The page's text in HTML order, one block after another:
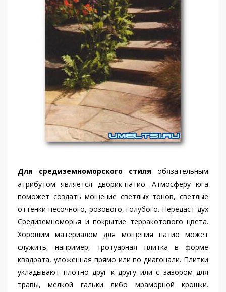
Для средиземноморского стиля обязательным
атрибутом является дворик-патио. Атмосферу юга
поможет создать мощение светлых тонов, светлые
оттенки песочного, розового, голубого. Передаст дух
Средиземноморья и покрытие терракотового цвета.
Хорошим материалом для мощения патио может
служить, например, тротуарная плитка в форме
квадрата, уложенная прямо или по диагонали. Плитки
укладывают плотно друг к другу или с зазором для
травы, мелкой гальки либо мраморной крошки.